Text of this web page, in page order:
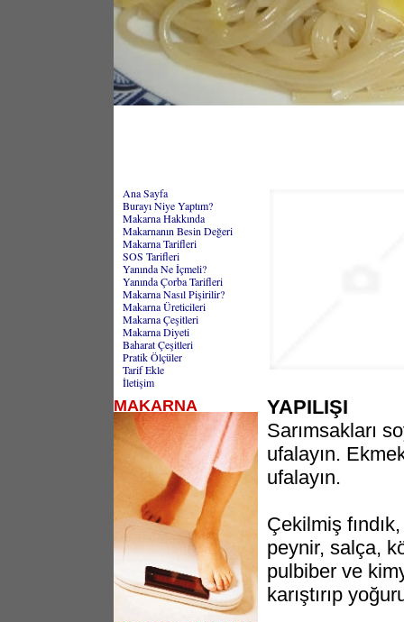
Ana Sayfa
Burayı Niye Yaptım?
Makarna Hakkında
Makarnanın Besin Değeri
Makarna Tarifleri
SOS Tarifleri
Yanında Ne İçmeli?
Yanında Çorba Tarifleri
Makarna Nasıl Pişirilir?
Makarna Üreticileri
Makarna Çeşitleri
Makarna Diyeti
Baharat Çeşitleri
Pratik Ölçüler
Tarif Ekle
İletişim
MAKARNA
YAPILIŞI
Sarımsakları
ufalayın.
ufalayın.
Çekilmiş
peynir, salça,
pulbiber ve
karıştırıp